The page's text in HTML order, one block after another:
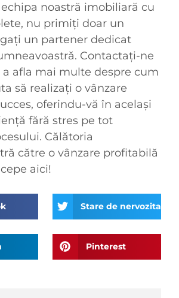
noastră imobiliară cu
nu primiți doar un
un partener dedicat
Contactați-ne
a afla mai multe despre cum
să realizați o vânzare
oferindu-vă în același
fără stres pe tot
Călătoria
către o vânzare profitabilă
aici!
Stare de nervozitate
Pinterest